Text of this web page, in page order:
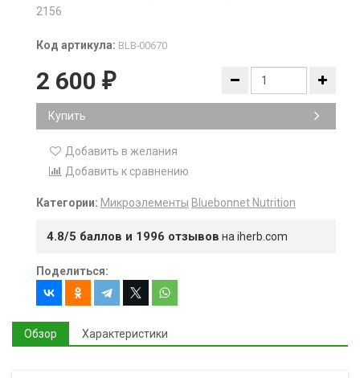
2156
Код артикула: BLB-00670
2 600 ₽
Купить
Добавить в желания
Добавить к сравнению
Категории: Микроэлементы Bluebonnet Nutrition
4.8/5 баллов и 1996 отзывов на iherb.com
Поделиться:
Обзор Характеристики